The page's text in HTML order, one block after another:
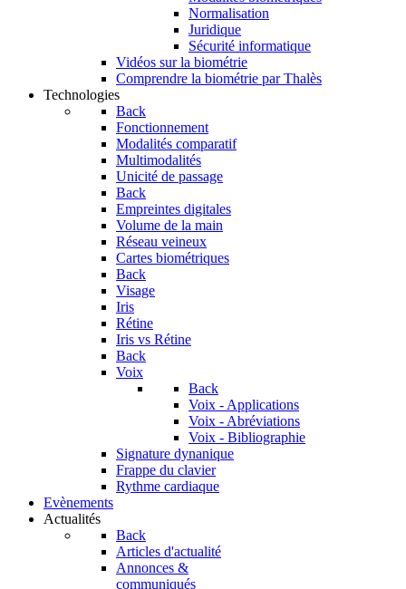
Normalisation
Juridique
Sécurité informatique
Vidéos sur la biométrie
Comprendre la biométrie par Thalès
Technologies
Back
Fonctionnement
Modalités comparatif
Multimodalités
Unicité de passage
Back
Empreintes digitales
Volume de la main
Réseau veineux
Cartes biométriques
Back
Visage
Iris
Rétine
Iris vs Rétine
Back
Voix
Back
Voix - Applications
Voix - Abréviations
Voix - Bibliographie
Signature dynanique
Frappe du clavier
Rythme cardiaque
Evènements
Actualités
Back
Articles d'actualité
Annonces &
communiqués